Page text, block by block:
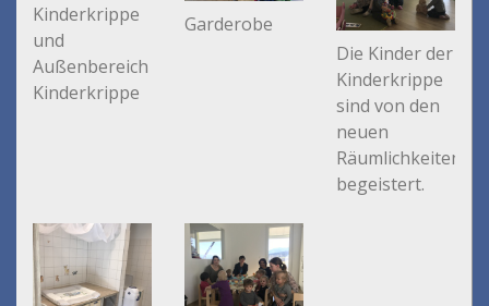
Kinderkrippe
und
Außenbereich
Kinderkrippe
Garderobe
Die Kinder der
Kinderkrippe
sind von den
neuen
Räumlichkeiten
begeistert.